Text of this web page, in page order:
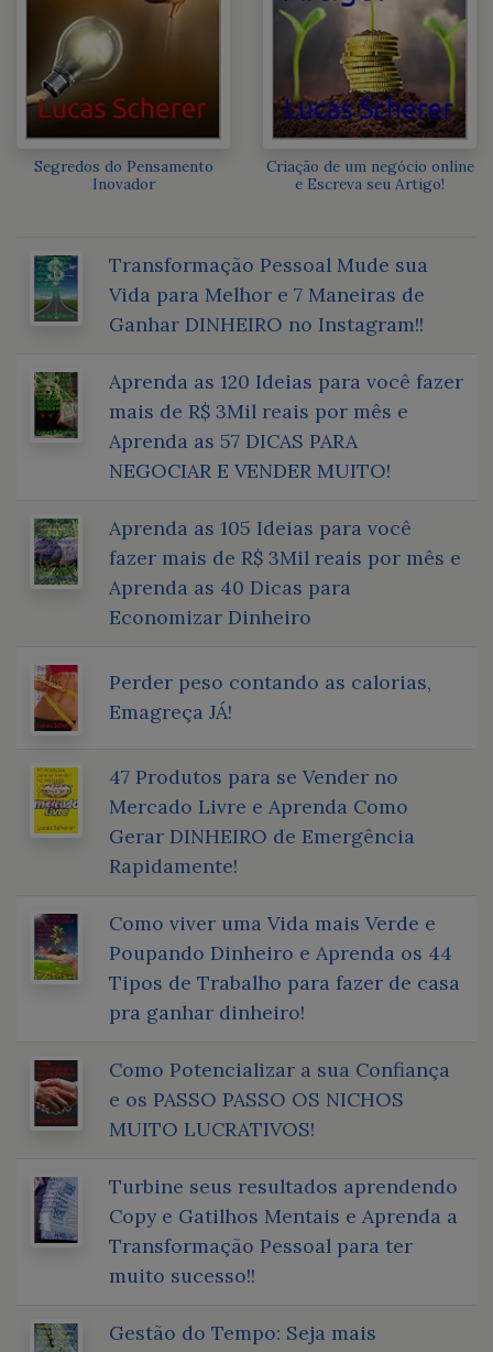
Segredos do Pensamento
Inovador
Criação de um negócio online
e Escreva seu Artigo!
Transformação Pessoal Mude sua
Vida para Melhor e 7 Maneiras de
Ganhar DINHEIRO no Instagram!!
Aprenda as 120 Ideias para você fazer
mais de R$ 3Mil reais por mês e
Aprenda as 57 DICAS PARA
NEGOCIAR E VENDER MUITO!
Aprenda as 105 Ideias para você
fazer mais de R$ 3Mil reais por mês e
Aprenda as 40 Dicas para
Economizar Dinheiro
Perder peso contando as calorias,
Emagreça JÁ!
47 Produtos para se Vender no
Mercado Livre e Aprenda Como
Gerar DINHEIRO de Emergência
Rapidamente!
Como viver uma Vida mais Verde e
Poupando Dinheiro e Aprenda os 44
Tipos de Trabalho para fazer de casa
pra ganhar dinheiro!
Como Potencializar a sua Confiança
e os PASSO PASSO OS NICHOS
MUITO LUCRATIVOS!
Turbine seus resultados aprendendo
Copy e Gatilhos Mentais e Aprenda a
Transformação Pessoal para ter
muito sucesso!!
Gestão do Tempo: Seja mais